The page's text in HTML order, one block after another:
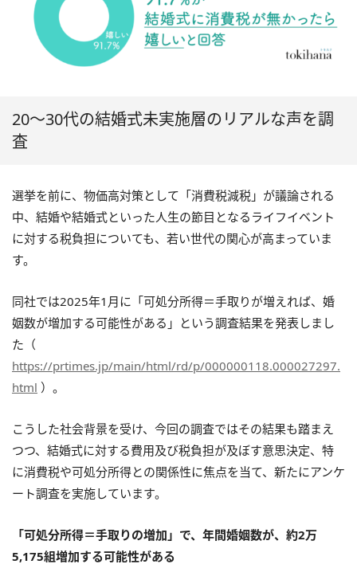
20〜30代の結婚式未実施層のリアルな声を調
査
選挙を前に、物価高対策として「消費税減税」が議論される
中、結婚や結婚式といった人生の節目となるライフイベント
に対する税負担についても、若い世代の関心が高まっていま
す。
同社では2025年1月に「可処分所得＝手取りが増えれば、婚
姻数が増加する可能性がある」という調査結果を発表しまし
た（
https://prtimes.jp/main/html/rd/p/000000118.000027297.
html ）。
こうした社会背景を受け、今回の調査ではその結果も踏まえ
つつ、結婚式に対する費用及び税負担が及ぼす意思決定、特
に消費税や可処分所得との関係性に焦点を当て、新たにアンケ
ート調査を実施しています。
「可処分所得＝手取りの増加」で、年間婚姻数が、約2万
5,175組増加する可能性がある